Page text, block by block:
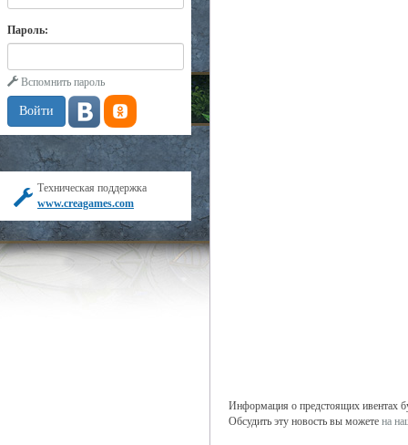
Пароль:
Вспомнить пароль
Техническая поддержка
www.creagames.com
Информация о предстоящих ивентах
Обсудить эту новость вы можете на